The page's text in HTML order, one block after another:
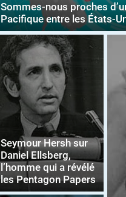
Sommes-nous proches
Pacifique entre les États-
Seymour Hersh sur
Daniel Ellsberg,
l’homme qui a révélé
les Pentagon Papers